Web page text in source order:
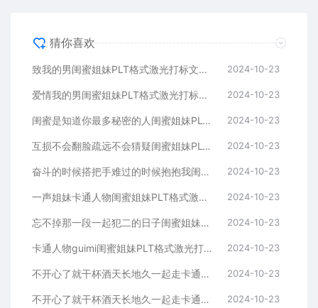
猜你喜欢
致我的男闺蜜姐妹PLT格式激光打标文件通用矢量图 2024-10-23
爱情我的男闺蜜姐妹PLT格式激光打标文件通用矢量图 2024-10-23
闺蜜是知道你最多秘密的人闺蜜姐妹PLT格式激光打标文件通用矢量图 2024-10-23
互损不会翻脸疏远不会猜疑闺蜜姐妹PLT格式激光打标文件通用矢量图 2024-10-23
奋斗的时候搭把手难过的时候抱抱我闺蜜姐妹 2024-10-23
一声姐妹卡通人物闺蜜姐妹PLT格式激光打标文件通用矢量图 2024-10-23
忘不掉那一段一起犯二的日子闺蜜姐妹PLT格式激光打标文件通用矢量图 2024-10-23
卡通人物guimi闺蜜姐妹PLT格式激光打标文件通用矢量图 2024-10-23
不开心了就干杯酒天长地久一起走卡通人物闺蜜姐妹 2024-10-23
不开心了就干杯酒天长地久一起走卡通人物闺蜜姐妹 2024-10-23